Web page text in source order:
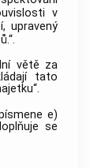
v
upravený
větě za
tato
e)
se